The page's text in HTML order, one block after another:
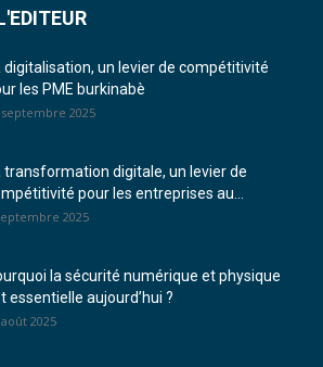
digitalisation, un levier de compétitivité
les PME burkinabè
septembre 2025
transformation digitale, un levier de
pour les entreprises au...
2025
la sécurité numérique et physique
essentielle aujourd’hui ?
2025